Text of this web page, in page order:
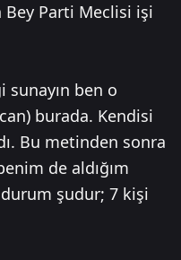
Bey Parti Meclisi işi
sunayın ben o
burada. Kendisi
Bu metinden sonra
de aldığım
şudur; 7 kişi